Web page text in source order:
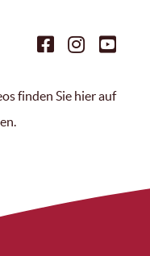
finden Sie hier auf